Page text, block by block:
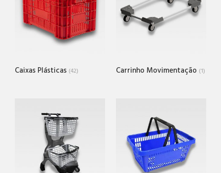
Caixas Plásticas (42) Carrinho Movimentação (1)